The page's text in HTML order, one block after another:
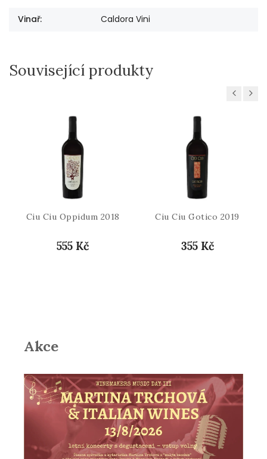
Vinař: Caldora Vini
Související produkty
Previous
Ciu Ciu Oppidum 2018
555 Kč
Ciu Ciu Gotico 2019
355 Kč
Next
Akce